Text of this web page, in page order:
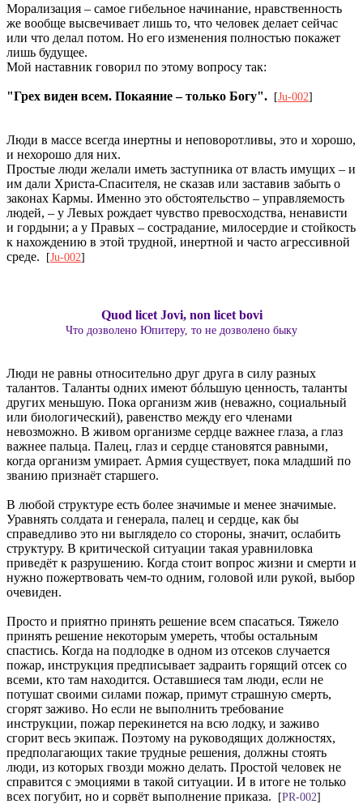
Морализация – самое гибельное начинание, нравственность
же вообще высвечивает лишь то, что человек делает сейчас
или что делал потом. Но его изменения полностью покажет
лишь будущее.
Мой наставник говорил по этому вопросу так:
"Грех виден всем. Покаяние – только Богу". [Ju-002]
Люди в массе всегда инертны и неповоротливы, это и хорошо,
и нехорошо для них.
Простые люди желали иметь заступника от власть имущих – и
им дали Христа-Спасителя, не сказав или заставив забыть о
законах Кармы. Именно это обстоятельство – управляемость
людей, – у Левых рождает чувство превосходства, ненависти
и гордыни; а у Правых – сострадание, милосердие и стойкость
к нахождению в этой трудной, инертной и часто агрессивной
среде.
[Ju-002]
Quod licet Jovi, non licet bovi
Что дозволено Юпитеру, то не дозволено быку
Люди не равны относительно друг друга в силу разных
талантов. Таланты одних имеют бóльшую ценность, таланты
других меньшую. Пока организм жив (неважно, социальный
или биологический), равенство между его членами
невозможно. В живом организме сердце важнее глаза, а глаз
важнее пальца. Палец, глаз и сердце становятся равными,
когда организм умирает. Армия существует, пока младший по
званию признаёт старшего.
В любой структуре есть более значимые и менее значимые.
Уравнять солдата и генерала, палец и сердце, как бы
справедливо это ни выглядело со стороны, значит, ослабить
структуру. В критической ситуации такая уравниловка
приведёт к разрушению. Когда стоит вопрос жизни и смерти и
нужно пожертвовать чем-то одним, головой или рукой, выбор
очевиден.
Просто и приятно принять решение всем спасаться. Тяжело
принять решение некоторым умереть, чтобы остальным
спастись. Когда на подлодке в одном из отсеков случается
пожар, инструкция предписывает задраить горящий отсек со
всеми, кто там находится. Оставшиеся там люди, если не
потушат своими силами пожар, примут страшную смерть,
сгорят заживо. Но если не выполнить требование
инструкции, пожар перекинется на всю лодку, и заживо
сгорит весь экипаж. Поэтому на руководящих должностях,
предполагающих такие трудные решения, должны стоять
люди, из которых гвозди можно делать. Простой человек не
справится с эмоциями в такой ситуации. И в итоге не только
всех погубит, но и сорвёт выполнение приказа.
[PR-002]